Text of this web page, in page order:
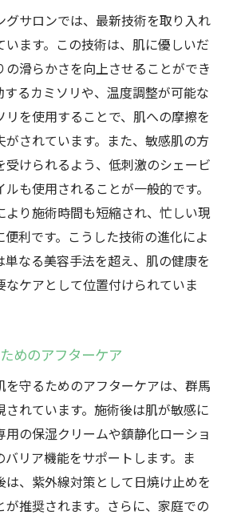
グサロンでは、最新技術を取り入れ
います。この技術は、肌に優しいだ
の滑らかさを向上させることができ
するカミソリや、温度調整が可能な
リを使用することで、肌への摩擦を
されています。また、敏感肌の方
受けられるよう、低刺激のシェービ
も使用されることが一般的です。
より施術時間も短縮され、忙しい現
利です。こうした技術の進化によ
単なる美容手法を超え、肌の健康を
ケアとして位置付けられていま
めのアフターケア
を守るためのアフターケアは、群馬
されています。施術後は肌が敏感に
用の保湿クリームや鎮静化ローショ
バリア機能をサポートします。ま
は、紫外線対策として日焼け止めを
が推奨されます。さらに、家庭での